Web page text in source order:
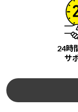
24時
サ